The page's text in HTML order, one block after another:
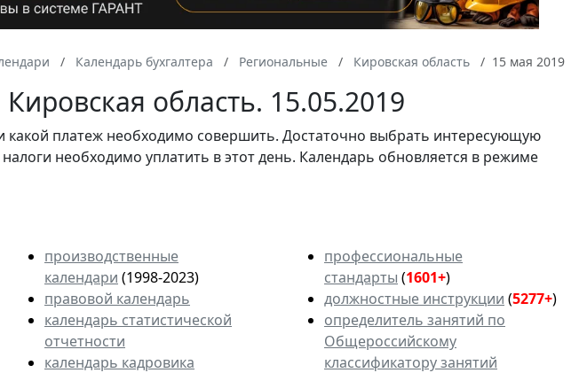
Календарь бухгалтера Региональные Кировская область 15 мая 2019
область. 15.05.2019
какой платеж необходимо совершить. Достаточно выбрать интересующую
необходимо уплатить в этот день. Календарь обновляется в режиме
производственные
календари (1998-2023)
правовой календарь
календарь статистической
отчетности
календарь кадровика
профессиональные
стандарты (1601+)
должностные инструкции (5277+)
определитель занятий по
Общероссийскому
классификатору занятий